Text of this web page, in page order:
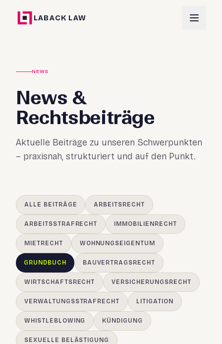
LABACK LAW
NEWS
News &
Rechtsbeiträge
Aktuelle Beiträge zu unseren Schwerpunkten
– praxisnah, strukturiert und auf den Punkt.
ALLE BEITRÄGE ARBEITSRECHT
ARBEITSSTRAFRECHT IMMOBILIENRECHT
MIETRECHT WOHNUNGSEIGENTUM
GRUNDBUCH BAUVERTRAGSRECHT
WIRTSCHAFTSRECHT VERSICHERUNGSRECHT
VERWALTUNGSSTRAFRECHT LITIGATION
WHISTLEBLOWING KÜNDIGUNG
SEXUELLE BELÄSTIGUNG